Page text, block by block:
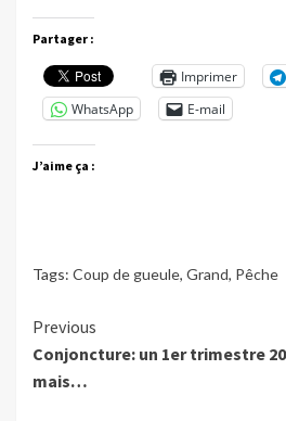
Partager :
Imprimer
WhatsApp
E-mail
J’aime ça :
Tags: Coup de gueule, Grand, Pêche
Continue
Reading
Previous
Conjoncture: un 1er trimestre
mais…